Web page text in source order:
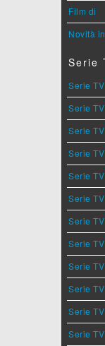
Film di
Novità
Serie
Serie
Serie
Serie
Serie
Serie
Serie
Serie
Serie
Serie
Serie
Serie
Serie